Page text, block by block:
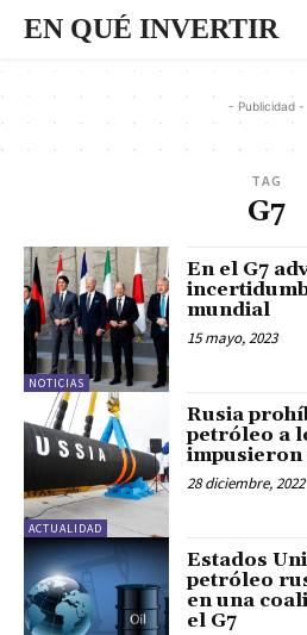
EN QUÉ INVERTIR
- Publicidad -
TAG
G7
NOTICIAS
En el G7
mundial
15 mayo, 2023
ACTUALIDAD
Rusia
petróleo a
impusieron
28 diciembre, 2022
Estados
petróleo
en una
el G7